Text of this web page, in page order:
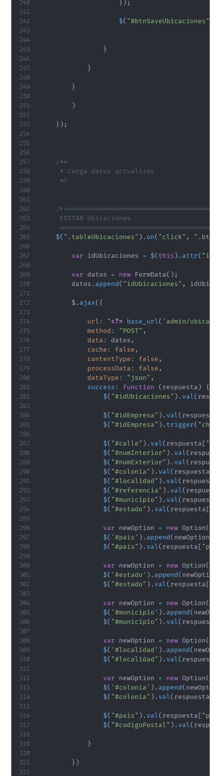
} ) ;
$( "#btnSaveUbicaciones"
}
}
}
)
} ) ;
/**
     * Carga datos actualizar
     */
/
     EDITAR Ubicaciones
$( ".tableUbicaciones" ) . on( "click" ,
var idUbicaciones = $( this ) . attr(
var datos = new FormData( ) ;
        datos
. append( "idUbicaciones" ,
        $
. ajax( {
url : "<?= base_url( 'admin/
method : "POST" ,
data : datos ,
cache : false ,
contentType : false ,
processData : false ,
dataType : "json" ,
success : function ( respuesta )
{
$( "#idUbicaciones" ) . val(
$( "#idEmpresa" ) . val( respuesta
$( "#idEmpresa" ) . trigger(
$( "#calle" ) . val( respuesta [
$( "#numInterior" ) . val(
$( "#numExterior" ) . val(
$( "#colonia" ) . val( respuesta
$( "#localidad" ) . val( respuesta
$( "#referencia" ) . val(
$( "#municipio" ) . val( respuesta
$( "#estado" ) . val( respuesta [
var newOption = new Option(
$( '#pais' ) . append( newOption
$( "#pais" ) . val( respuesta [
var newOption = new Option(
$( '#estado' ) . append( newOption
$( "#estado" ) . val( respuesta [
var newOption = new Option(
$( '#municipio' ) . append(
$( "#municipio" ) . val( respuesta
var newOption = new Option(
$( '#localidad' ) . append(
$( "#localidad" ) . val( respuesta
var newOption = new Option(
$( '#colonia' ) . append(
$( "#colonia" ) . val( respuesta
$( "#pais" ) . val( respuesta [
$( "#codigoPostal" ) . val(
}
} )